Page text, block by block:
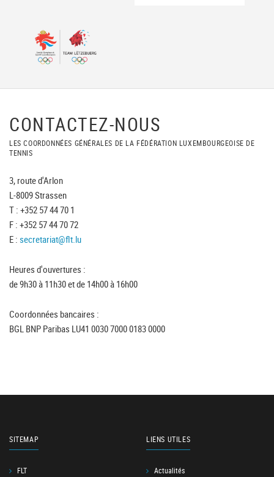
CONTACTEZ-NOUS
LES COORDONNÉES GÉNÉRALES DE LA FÉDÉRATION LUXEMBOURGEOISE DE
TENNIS
3, route d'Arlon
L-8009 Strassen
T : +352 57 44 70 1
F : +352 57 44 70 72
E : secretariat@flt.lu
Heures d'ouvertures :
de 9h30 à 11h30 et de 14h00 à 16h00
Coordonnées bancaires :
BGL BNP Paribas LU41 0030 7000 0183 0000
SITEMAP
FLT
LIENS UTILES
Actualités